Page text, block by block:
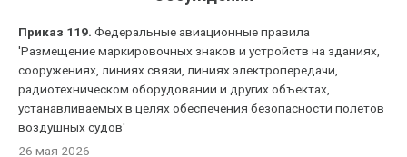
Приказ 119. Федеральные авиационные правила
'Размещение маркировочных знаков и устройств на зданиях,
сооружениях, линиях связи, линиях электропередачи,
радиотехническом оборудовании и других объектах,
устанавливаемых в целях обеспечения безопасности полетов
воздушных судов'
26 мая 2026